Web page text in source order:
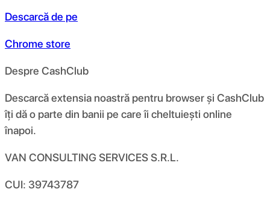
Descarcă de pe
Chrome store
Despre CashClub
Descarcă extensia noastră pentru browser și CashClub
îți dă o parte din banii pe care îi cheltuiești online
înapoi.
VAN CONSULTING SERVICES S.R.L.
CUI: 39743787